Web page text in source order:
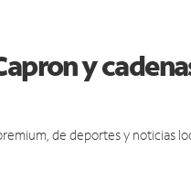
y
de deportes y noticias